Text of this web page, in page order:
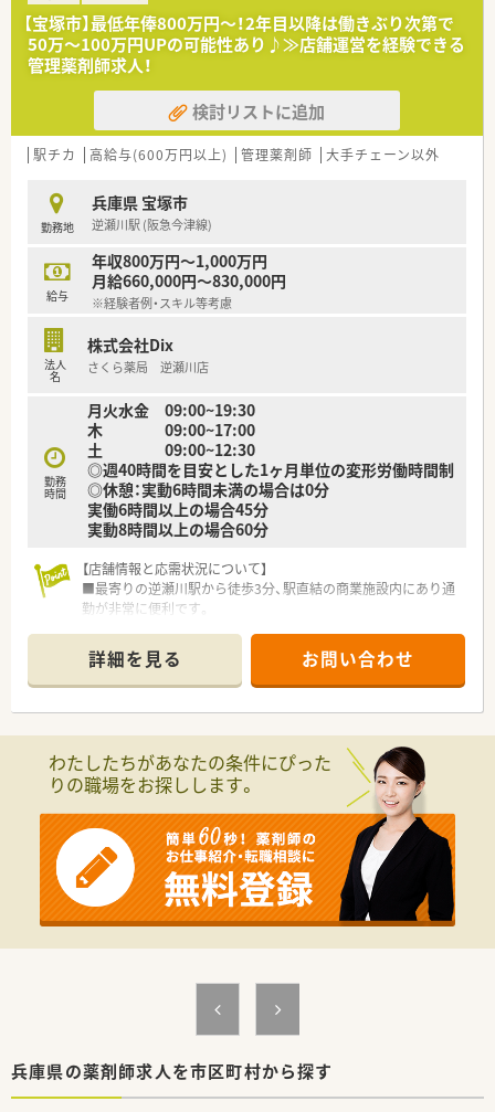
■調剤併設型だけでなく「医療モール・クリニック併設店舗」「敷
地内薬局」「訪問調剤特化型店舗」など様々な店舗を運営してい
ます
■在宅医療にも積極的取り組んでおり「訪問調剤特化型店舗」を
50店舗以上、無菌調剤室は業界最多の51店舗設置しています
■「プラチナくるみん認定企業」「健康経営優良法人2023（大規模
法人部門）認定」等を取得し一人ひとりが働きやすい環境が整備
されています
があるのも特徴です
【宝塚市】最低年俸800万円～！2年目以降は働きぶり次第で
50万～100万円UPの可能性あり♪≫店舗運営を経験できる
管理薬剤師求人！
検討リストに追加
駅チカ 高給与(600万円以上) 管理薬剤師 大手チェーン以外
勤務地
兵庫県 宝塚市
逆瀬川駅 (阪急今津線)
給与
年収800万円～1,000万円
月給660,000円～830,000円
※経験者例・スキル等考慮
法人
名
株式会社Dix
さくら薬局 逆瀬川店
勤務
時間
月火水金 09:00~19:30
木 09:00~17:00
土 09:00~12:30
◎週40時間を目安とした1ヶ月単位の変形労働時間制
◎休憩：実動6時間未満の場合は0分
実働6時間以上の場合45分
実動8時間以上の場合60分
【店舗情報と応需状況について】
■最寄りの逆瀬川駅から徒歩3分、駅直結の商業施設内にあり通
勤が非常に便利です。
も対応しています。
■1日の処方箋枚数は40枚から60枚で、薬剤師は常時1名から2
名体制で勤務します。
■今後の体制強化を見据えた欠員補充のため、次世代を担う管理
薬剤師を募集します。
■門前のドクターと密に連携を取りながら、患者様のために行動
■1人薬剤師として店舗運営を担う気概があり、経営的な視点を
持てる方を歓迎します。
【法人特徴について】
■2016年の設立以降、兵庫・大阪・京都に10店舗を展開する成長
著しい企業です。
■30代の若き代表がトップを務め、大手にはないスピード感と
■各店舗の裁量が大きく、管理薬剤師が主体となって新しい企画
に挑戦できる社風です。
■管理薬剤師候補として、ご経験や能力を最大限に評価し年収
800万円以上を提示します。
詳細を見る お問い合わせ
わたしたちがあなたの条件にぴった
りの職場をお探しします。
兵庫県の薬剤師求人を市区町村から探す